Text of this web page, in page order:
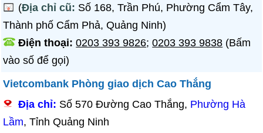
(Địa chỉ cũ: Số 168, Trần Phú, Phường Cẩm Tây,
Thành phố Cẩm Phả, Quảng Ninh)
Điện thoại:0203 393 9826;0203 393 9838 (Bấm
vào số để gọi)
Vietcombank Phòng giao dịch Cao Thắng
Địa chỉ: Số 570 Đường Cao Thắng, Phường Hà
Lầm, Tỉnh Quảng Ninh